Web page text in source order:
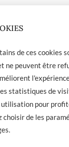
de ces cookies
ne peuvent être
statistiques de
utilisation pour
choisir de les
.